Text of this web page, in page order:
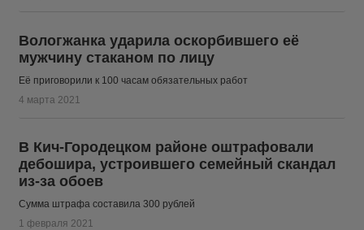
Вологжанка ударила оскорбившего её
мужчину стаканом по лицу
Её приговорили к 100 часам обязательных работ
4 марта 2021
В Кич-Городецком районе оштрафовали
дебошира, устроившего семейный скандал
из-за обоев
Сумма штрафа составила 300 рублей
1 февраля 2021